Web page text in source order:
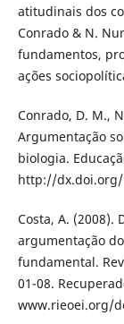
atitudinais dos
Conrado & N.
fundamentos,
ações
Conrado, D. M.,
Argumentação
biologia.
http://dx.doi.org/
Costa, A. (2008).
argumentação
fundamental.
01-08.
www.rieoei.org/